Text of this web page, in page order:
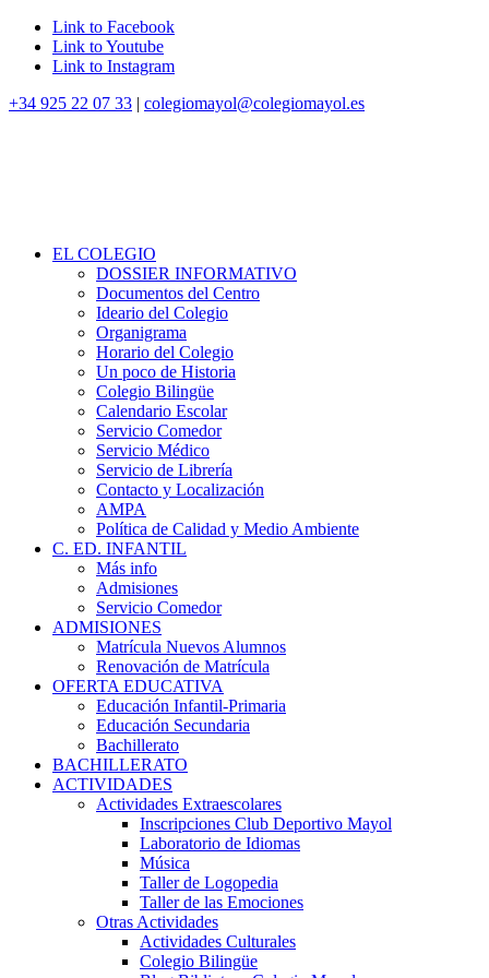
Link to Facebook
Link to Youtube
Link to Instagram
+34 925 22 07 33 | colegiomayol@colegiomayol.es
EL COLEGIO
DOSSIER INFORMATIVO
Documentos del Centro
Ideario del Colegio
Organigrama
Horario del Colegio
Un poco de Historia
Colegio Bilingüe
Calendario Escolar
Servicio Comedor
Servicio Médico
Servicio de Librería
Contacto y Localización
AMPA
Política de Calidad y Medio Ambiente
C. ED. INFANTIL
Más info
Admisiones
Servicio Comedor
ADMISIONES
Matrícula Nuevos Alumnos
Renovación de Matrícula
OFERTA EDUCATIVA
Educación Infantil-Primaria
Educación Secundaria
Bachillerato
BACHILLERATO
ACTIVIDADES
Actividades Extraescolares
Inscripciones Club Deportivo Mayol
Laboratorio de Idiomas
Música
Taller de Logopedia
Taller de las Emociones
Otras Actividades
Actividades Culturales
Colegio Bilingüe